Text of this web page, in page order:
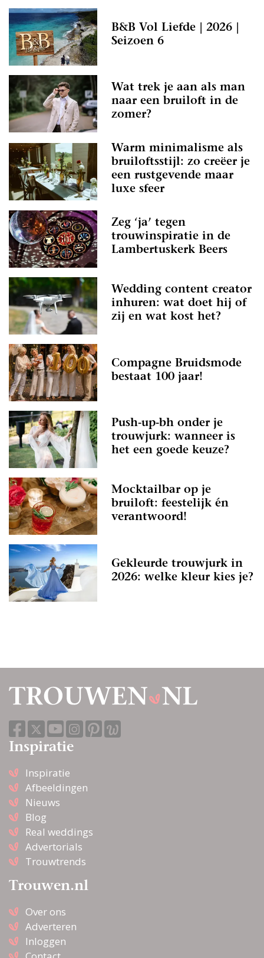
B&B Vol Liefde | 2026 |
Seizoen 6
Wat trek je aan als man
naar een bruiloft in de
zomer?
Warm minimalisme als
bruiloftsstijl: zo creëer je
een rustgevende maar
luxe sfeer
Zeg ‘ja’ tegen
trouwinspiratie in de
Lambertuskerk Beers
Wedding content creator
inhuren: wat doet hij of
zij en wat kost het?
Compagne Bruidsmode
bestaat 100 jaar!
Push-up-bh onder je
trouwjurk: wanneer is
het een goede keuze?
Mocktailbar op je
bruiloft: feestelijk én
verantwoord!
Gekleurde trouwjurk in
2026: welke kleur kies je?
Inspiratie
Inspiratie
Afbeeldingen
Nieuws
Blog
Real weddings
Advertorials
Trouwtrends
Trouwen.nl
Over ons
Adverteren
Inloggen